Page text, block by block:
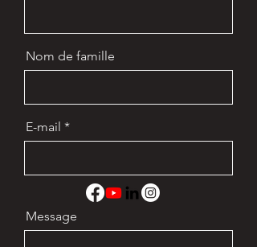
Nom de famille
E-mail
Message